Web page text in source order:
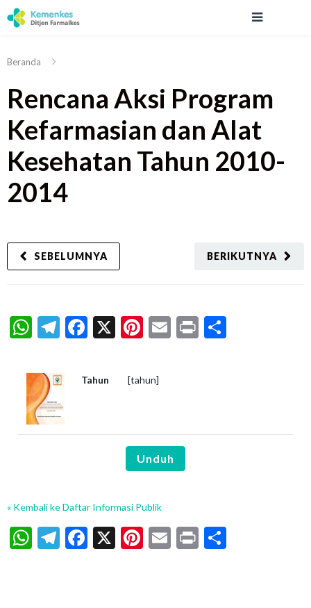
Beranda
Rencana Aksi Program
Kefarmasian dan Alat
Kesehatan Tahun 2010-
2014
BERIKUTNYA
SEBELUMNYA
WhatsApp
Telegram
Facebook
X Pinterest
Email
Print
Tahun [tahun]
Unduh
« Kembali ke Daftar Informasi Publik
WhatsApp
Telegram
Facebook
X Pinterest
Email
Print